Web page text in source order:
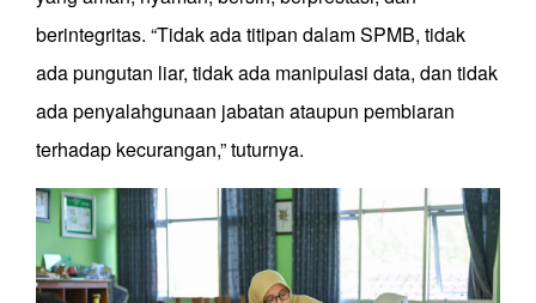
berintegritas. “Tidak ada titipan dalam SPMB, tidak
ada pungutan liar, tidak ada manipulasi data, dan tidak
ada penyalahgunaan jabatan ataupun pembiaran
terhadap kecurangan,” tuturnya.